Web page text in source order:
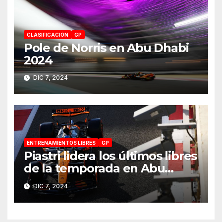
CLASIFICACIÓN GP
Pole de Norris en Abu Dhabi
2024
DIC 7, 2024
ENTRENAMIENTOS LIBRES GP
Piastri lidera los últimos libres
de la temporada en Abu
Dhabi 2024
DIC 7, 2024